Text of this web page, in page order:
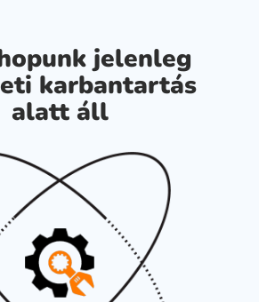
jelenleg
karbantartás
alatt áll